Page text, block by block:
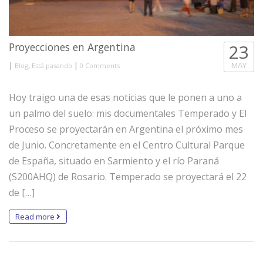
Proyecciones en Argentina
| Blog, Está pasando | 0 Comments
23
MAY
Hoy traigo una de esas noticias que le ponen a uno a
un palmo del suelo: mis documentales Temperado y El
Proceso se proyectarán en Argentina el próximo mes
de Junio. Concretamente en el Centro Cultural Parque
de España, situado en Sarmiento y el río Paraná
(S200AHQ) de Rosario. Temperado se proyectará el 22
de […]
Read more